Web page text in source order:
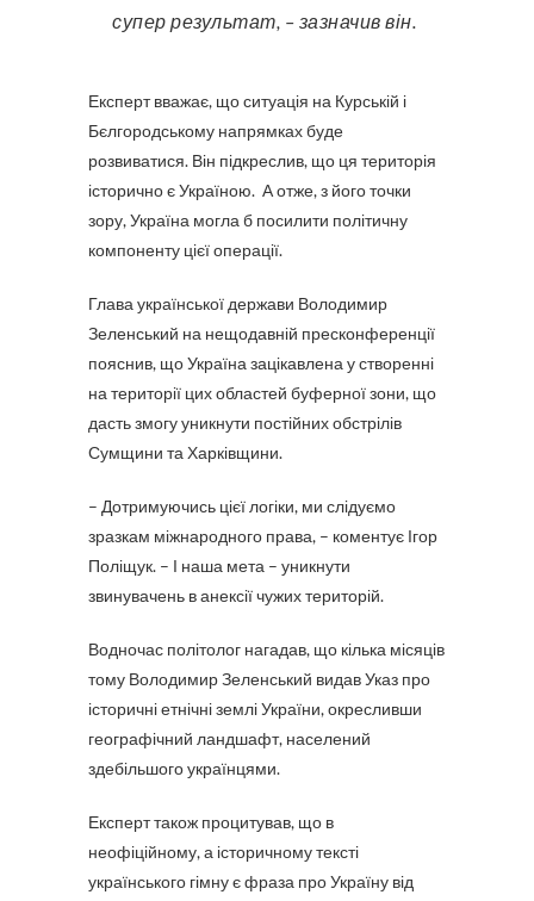
супер результат, – зазначив він.
Експерт вважає, що ситуація на Курській і
Бєлгородському напрямках буде
розвиватися. Він підкреслив, що ця територія
історично є Україною. А отже, з його точки
зору, Україна могла б посилити політичну
компоненту цієї операції.
Глава української держави Володимир
Зеленський на нещодавній пресконференції
пояснив, що Україна зацікавлена у створенні
на території цих областей буферної зони, що
дасть змогу уникнути постійних обстрілів
Сумщини та Харківщини.
– Дотримуючись цієї логіки, ми слідуємо
зразкам міжнародного права, – коментує Ігор
Поліщук. – І наша мета – уникнути
звинувачень в анексії чужих територій.
Водночас політолог нагадав, що кілька місяців
тому Володимир Зеленський видав Указ про
історичні етнічні землі України, окресливши
географічний ландшафт, населений
здебільшого українцями.
Експерт також процитував, що в
неофіційному, а історичному тексті
українського гімну є фраза про Україну від